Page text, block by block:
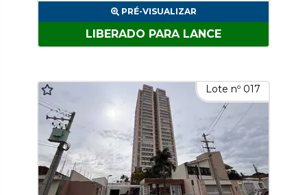
PRÉ-VISUALIZAR
LIBERADO PARA LANCE
Lote nº 017